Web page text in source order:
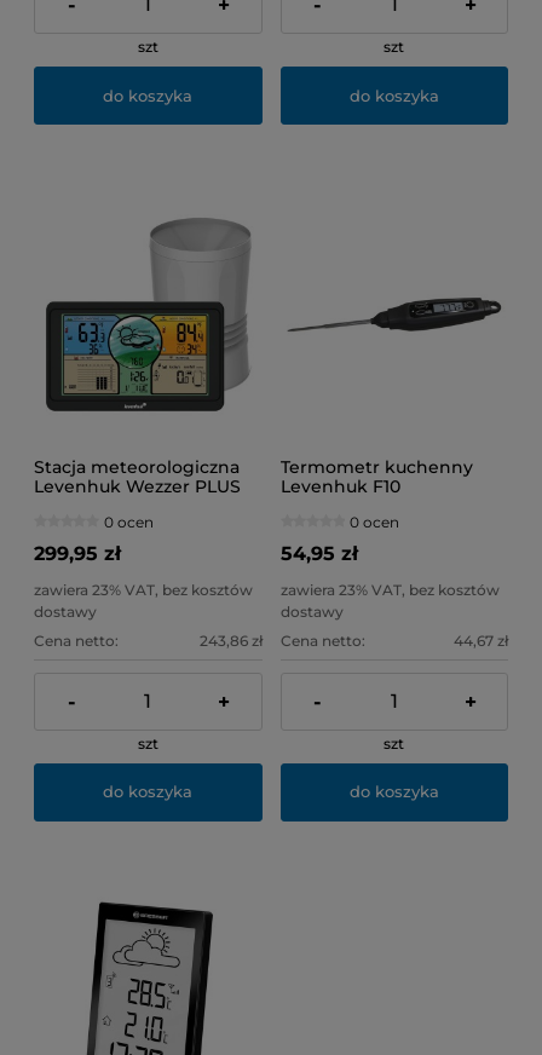
- +
szt
do koszyka
- +
szt
do koszyka
Stacja meteorologiczna
Levenhuk Wezzer PLUS
0 ocen
299,95 zł
zawiera 23% VAT, bez kosztów
dostawy
Cena netto:
243,86 zł
- +
szt
do koszyka
Termometr kuchenny
Levenhuk F10
0 ocen
54,95 zł
zawiera 23% VAT, bez kosztów
dostawy
Cena netto:
44,67 zł
- +
szt
do koszyka